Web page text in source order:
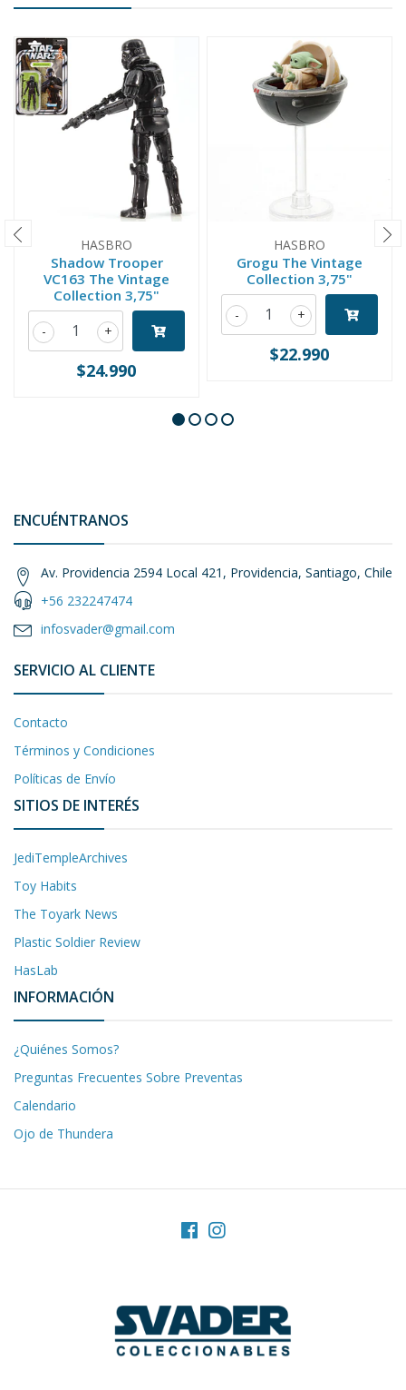
HASBRO
Shadow Trooper
VC163 The Vintage
Collection 3,75"
+
-
$24.990
HASBRO
Grogu The Vintage
Collection 3,75"
+
-
$22.990
ENCUÉNTRANOS
Av. Providencia 2594 Local 421, Providencia, Santiago, Chile
+56 232247474
infosvader@gmail.com
SERVICIO AL CLIENTE
Contacto
Términos y Condiciones
Políticas de Envío
SITIOS DE INTERÉS
JediTempleArchives
Toy Habits
The Toyark News
Plastic Soldier Review
HasLab
INFORMACIÓN
¿Quiénes Somos?
Preguntas Frecuentes Sobre Preventas
Calendario
Ojo de Thundera